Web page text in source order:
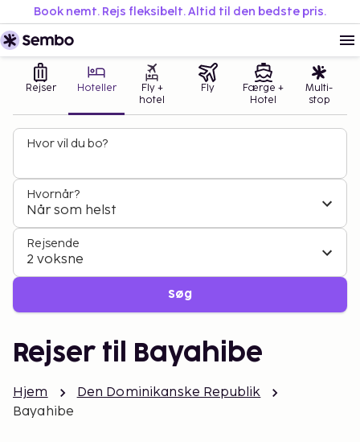
Book nemt. Rejs fleksibelt. Altid til den bedste pris.
Rejser Hoteller
Fly +
hotel
Fly
Færge +
Hotel
Multi-
stop
Hvor vil du bo?
Hvornår?
Når som helst
Rejsende
2 voksne
Søg
Rejser til Bayahibe
Hjem
Den Dominikanske Republik
Bayahibe